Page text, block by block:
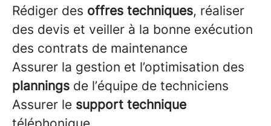
Rédiger des offres techniques, réaliser
des devis et veiller à la bonne exécution
des contrats de maintenance
Assurer la gestion et l’optimisation des
plannings de l’équipe de techniciens
Assurer le support technique